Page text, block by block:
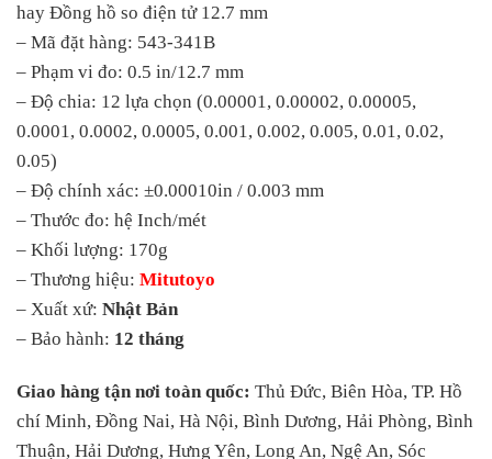
hay Đồng hồ so điện tử 12.7 mm
– Mã đặt hàng: 543-341B
– Phạm vi đo: 0.5 in/12.7 mm
– Độ chia: 12 lựa chọn (0.00001, 0.00002, 0.00005,
0.0001, 0.0002, 0.0005, 0.001, 0.002, 0.005, 0.01, 0.02,
0.05)
– Độ chính xác: ±0.00010in / 0.003 mm
– Thước đo: hệ Inch/mét
– Khối lượng: 170g
– Thương hiệu: Mitutoyo
– Xuất xứ: Nhật Bản
– Bảo hành: 12 tháng
Giao hàng tận nơi toàn quốc: Thủ Đức, Biên Hòa, TP. Hồ
chí Minh, Đồng Nai, Hà Nội, Bình Dương, Hải Phòng, Bình
Thuận, Hải Dương, Hưng Yên, Long An, Ngệ An, Sóc